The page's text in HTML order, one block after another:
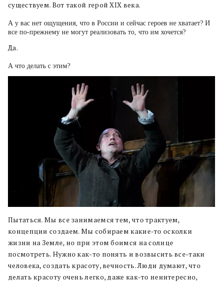
существуем. Вот такой герой XIX века.
А у вас нет ощущения, что в России и сейчас героев не хватает? И
все по-прежнему не могут реализовать то, что им хочется?
Да.
А что делать с этим?
Пытаться. Мы все занимаемся тем, что трактуем,
концепции создаем. Мы собираем какие-то осколки
жизни на Земле, но при этом боимся на солнце
посмотреть. Нужно как-то понять и возвысить все-таки
человека, создать красоту, вечность. Люди думают, что
делать красоту очень легко, даже как-то неинтересно,